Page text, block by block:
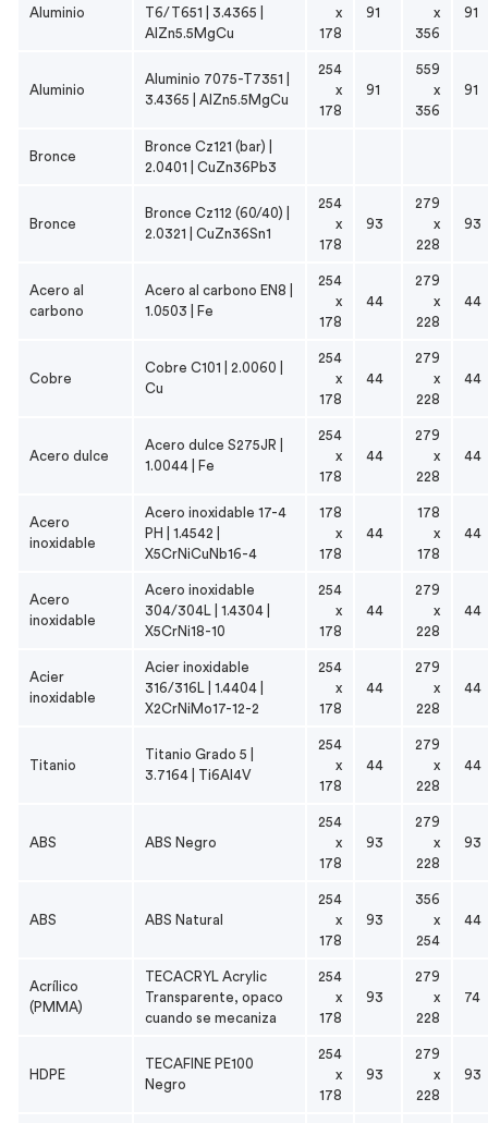
Aluminio
T6/T651 | 3.4365 |
AlZn5.5MgCu
x
178
91
x
356
91
Aluminio
Aluminio 7075-T7351 |
3.4365 | AlZn5.5MgCu
254
x
178
91
559
x
356
91
Bronce
Bronce Cz121 (bar) |
2.0401 | CuZn36Pb3
Bronce
Bronce Cz112 (60/40) |
2.0321 | CuZn36Sn1
254
x
178
93
279
x
228
93
Acero al
carbono
Acero al carbono EN8 |
1.0503 | Fe
254
x
178
44
279
x
228
44
Cobre
Cobre C101 | 2.0060 |
Cu
254
x
178
44
279
x
228
44
Acero dulce
Acero dulce S275JR |
1.0044 | Fe
254
x
178
44
279
x
228
44
Acero
inoxidable
Acero inoxidable 17-4
PH | 1.4542 |
X5CrNiCuNb16-4
178
x
178
44
178
x
178
44
Acero
inoxidable
Acero inoxidable
304/304L | 1.4304 |
X5CrNi18-10
254
x
178
44
279
x
228
44
Acier
inoxidable
Acier inoxidable
316/316L | 1.4404 |
X2CrNiMo17-12-2
254
x
178
44
279
x
228
44
Titanio
Titanio Grado 5 |
3.7164 | Ti6Al4V
254
x
178
44
279
x
228
44
ABS ABS Negro
254
x
178
93
279
x
228
93
ABS ABS Natural
254
x
178
93
356
x
254
44
Acrílico
(PMMA)
TECACRYL Acrylic
Transparente, opaco
cuando se mecaniza
254
x
178
93
279
x
228
74
HDPE
TECAFINE PE100
Negro
254
x
178
93
279
x
228
93